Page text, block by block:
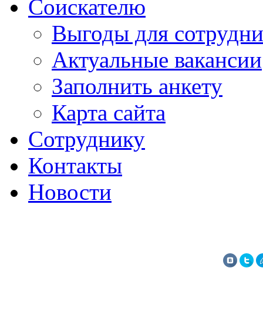
Соискателю
Выгоды для
Актуальные вакансии
Заполнить анкету
Карта сайта
Сотруднику
Контакты
Новости